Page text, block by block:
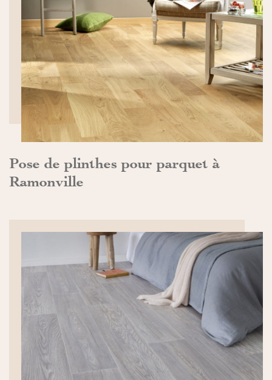
Pose de plinthes pour parquet à
Ramonville
DÉCOUVRIR>>
DÉCOUVRIR>>